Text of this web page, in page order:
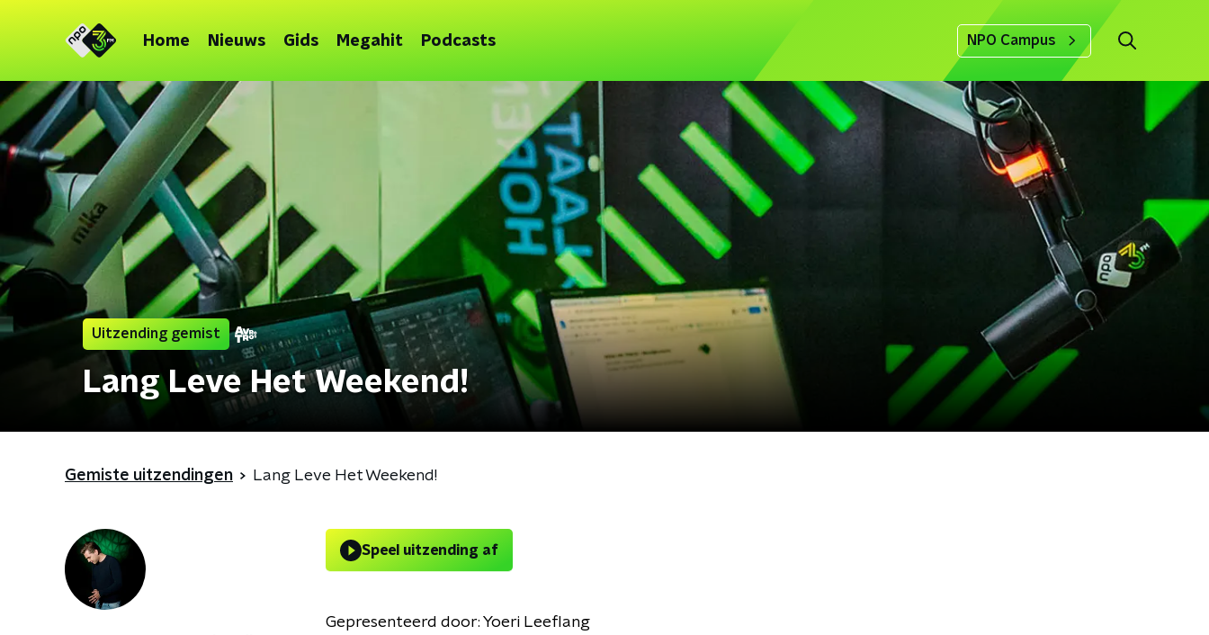
Home Nieuws Gids Megahit Podcasts NPO Campus
Uitzending gemist
Lang Leve Het Weekend!
Gemiste uitzendingen Lang Leve Het Weekend!
Speel uitzending af
Gepresenteerd door: Yoeri Leeflang